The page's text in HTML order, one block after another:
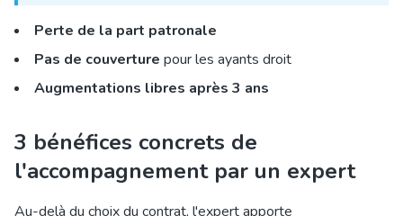
Perte de la part patronale
Pas de couverture pour les ayants droit
Augmentations libres après 3 ans
3 bénéfices concrets de
l'accompagnement par un expert
Au-delà du choix du contrat, l'expert apporte